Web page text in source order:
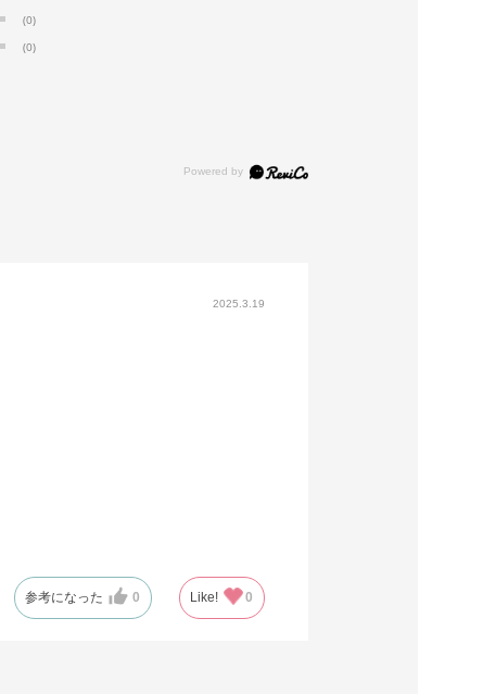
(0)
(0)
2025.3.19
参考になった 0 Like! 0